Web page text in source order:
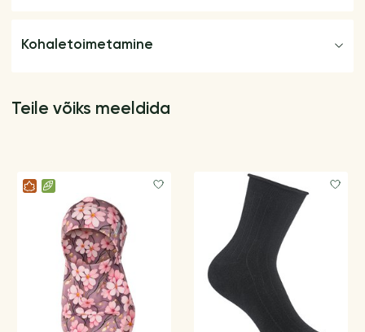
Kohaletoimetamine
Teile võiks meeldida